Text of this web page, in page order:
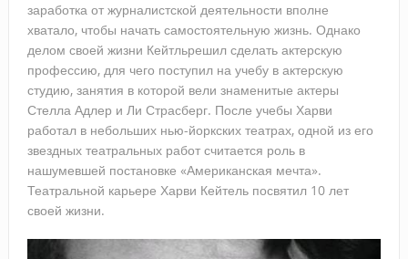
заработка от журналистской деятельности вполне
хватало, чтобы начать самостоятельную жизнь. Однако
делом своей жизни Кейтльрешил сделать актерскую
профессию, для чего поступил на учебу в актерскую
студию, занятия в которой вели знаменитые актеры
Стелла Адлер и Ли Страсберг. После учебы Харви
работал в небольших нью-йоркских театрах, одной из его
звездных театральных работ считается роль в
нашумевшей постановке «Американская мечта».
Театральной карьере Харви Кейтель посвятил 10 лет
своей жизни.